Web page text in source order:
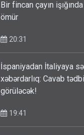
Bir fincan çayın
ömür
20:31
İspaniyadan İtaliyaya
xəbərdarlıq: Cavab
görüləcək!
19:41